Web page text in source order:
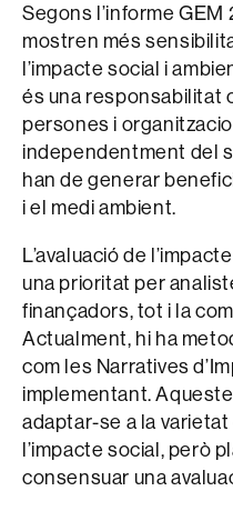
Segons l’informe
mostren més
l’impacte social i
és una responsabilitat
persones i
independentment del
han de generar
i el medi ambient.
L’avaluació de
una prioritat per
finançadors, tot i la
Actualment, hi ha
com les Narratives
implementant.
adaptar-se a la
l’impacte social, però
consensuar una